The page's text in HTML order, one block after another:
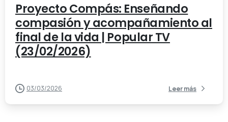
Proyecto Compás: Enseñando
compasión y acompañamiento al
final de la vida | Popular TV
(23/02/2026)
03/03/2026 Leer más